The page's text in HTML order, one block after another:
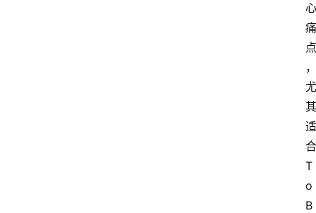
心
痛
点
，
尤
其
适
合
T
o
B